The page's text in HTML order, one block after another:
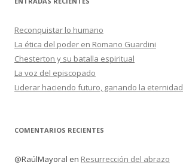
Reconquistar lo humano
La ética del poder en Romano Guardini
Chesterton y su batalla espiritual
La voz del episcopado
Liderar haciendo futuro, ganando la eternidad
COMENTARIOS RECIENTES
@RaúlMayoral en Resurrección del abrazo